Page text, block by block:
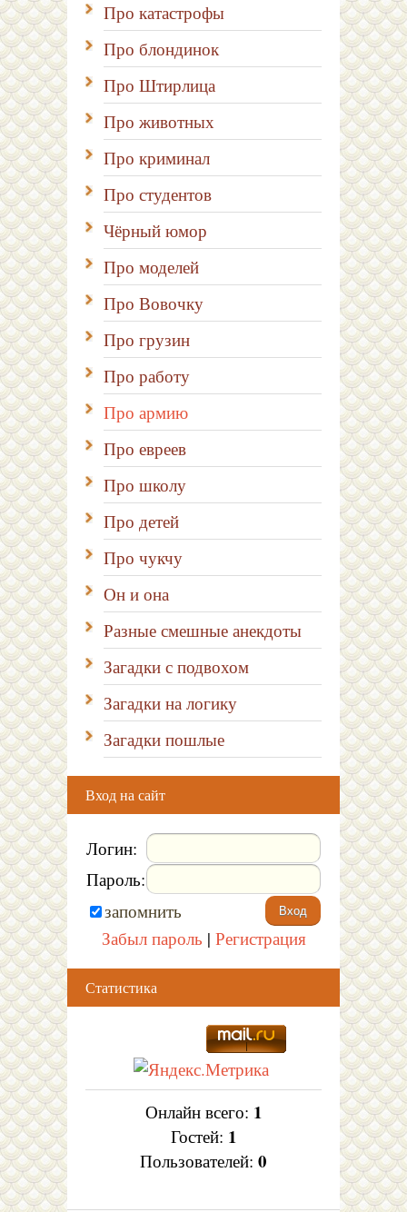
Про катастрофы
Про блондинок
Про Штирлица
Про животных
Про криминал
Про студентов
Чёрный юмор
Про моделей
Про Вовочку
Про грузин
Про работу
Про армию
Про евреев
Про школу
Про детей
Про чукчу
Он и она
Разные смешные анекдоты
Загадки с подвохом
Загадки на логику
Загадки пошлые
Вход на сайт
Логин:
Пароль:
запомнить
Забыл пароль | Регистрация
Статистика
Онлайн всего: 1
Гостей: 1
Пользователей: 0